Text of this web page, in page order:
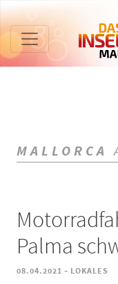
MALLORCA
Palma
08.04.2021 - LOKALES